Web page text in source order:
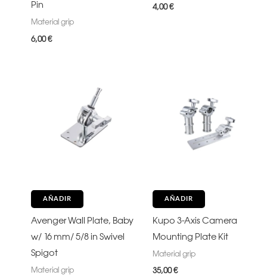
Pin
Material grip
6,00€
4,00€
AÑADIR
Avenger Wall Plate, Baby
w/ 16 mm/ 5/8 in Swivel
Spigot
Material grip
AÑADIR
Kupo 3-Axis Camera
Mounting Plate Kit
Material grip
35,00€